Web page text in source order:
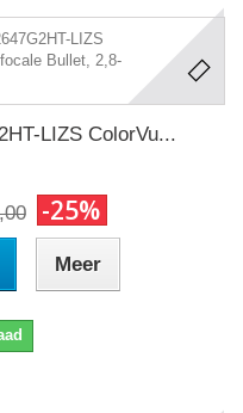
LIZS ColorVu...
-25%
Meer